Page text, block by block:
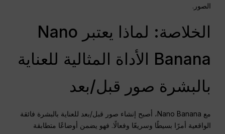
الصور.
الخلاصة: لماذا يعتبر Nano
Banana الأداة المثالية للعناية
بالبشرة صور قبل/بعد
مع Nano Banana، أصبح إنشاء صور قبل/بعد للعناية بالبشرة فائقة
الواقعية أمرًا بسيطًا وسريعًا وفعالًا. فهو يضمن أوضاعًا متطابقة